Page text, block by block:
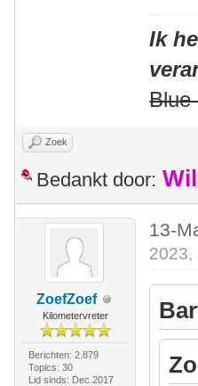
Ik
Blue
Zoek
Bedankt door:
ZoefZoef
Kilometervreter
Berichten: 2.879
Topics: 30
Lid sinds: Dec 2017
13-
2023,